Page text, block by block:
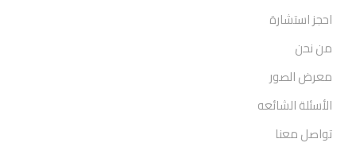
احجز استشارة
من نحن
معرض الصور
الأسئلة الشائعه
تواصل معنا